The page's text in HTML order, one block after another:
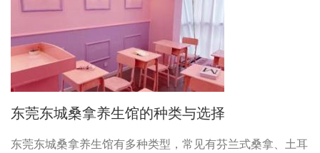
东莞东城桑拿养生馆的种类与选择
东莞东城桑拿养生馆有多种类型，常见有芬兰式桑拿、土耳